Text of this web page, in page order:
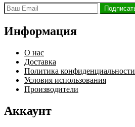
Информация
О нас
Доставка
Политика конфиденциальности
Условия использования
Производители
Аккаунт